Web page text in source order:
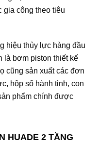
gia công theo tiêu
hiệu thủy lực hàng đầu
là bơm piston thiết kế
cũng sản xuất các đơn
hộp số hành tinh, con
phẩm chính được
HUADE 2 TẦNG